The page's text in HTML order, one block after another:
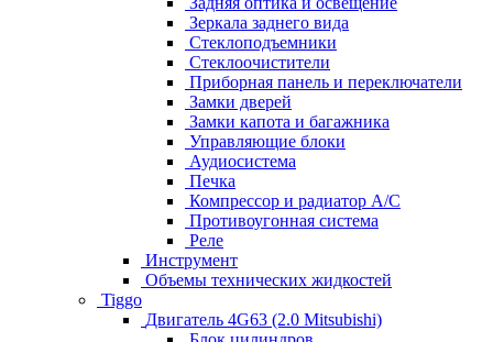
Зеркала заднего вида
Стеклоподъемники
Стеклоочистители
Приборная панель и переключатели
Замки дверей
Замки капота и багажника
Управляющие блоки
Аудиосистема
Печка
Компрессор и радиатор А/C
Противоугонная система
Реле
Инструмент
Объемы технических жидкостей
Tiggo
Двигатель 4G63 (2.0 Mitsubishi)